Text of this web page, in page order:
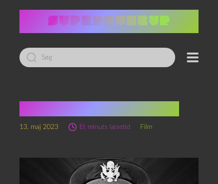
Led
efter:
13. maj 2023 Et minuts læsetid Film